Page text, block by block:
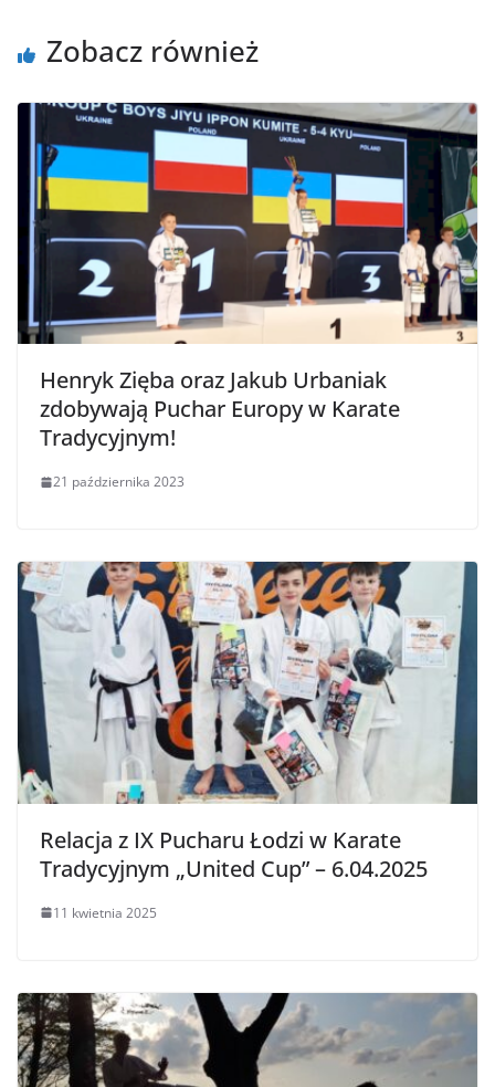
Zobacz również
Henryk Zięba oraz Jakub Urbaniak
zdobywają Puchar Europy w Karate
Tradycyjnym!
21 października 2023
Relacja z IX Pucharu Łodzi w Karate
Tradycyjnym „United Cup” – 6.04.2025
11 kwietnia 2025